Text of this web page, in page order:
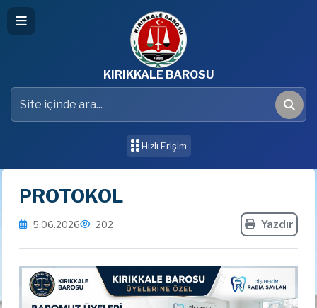
KIRIKKALE BAROSU
Site içinde ara
Ara
Hızlı Erişim
PROTOKOL
5.06.2026 202 Yazdır